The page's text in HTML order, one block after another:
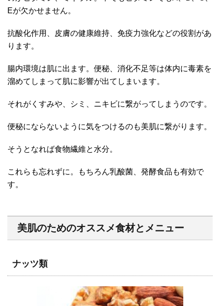
Eが欠かせません。
抗酸化作用、皮膚の健康維持、免疫力強化などの役割があ
ります。
腸内環境は肌に出ます。便秘、消化不足等は体内に毒素を
溜めてしまって肌に影響が出てしまいます。
それがくすみや、シミ、ニキビに繋がってしまうのです。
便秘にならないように気をつけるのも美肌に繋がります。
そうとなれば食物繊維と水分。
これらも忘れずに。もちろん乳酸菌、発酵食品も有効で
す。
美肌のためのオススメ食材とメニュー
ナッツ類